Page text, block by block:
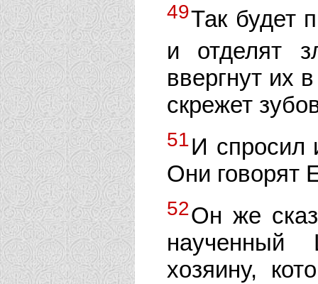
49Так будет
и отделят
ввергнут их
скрежет
51И спросил
Они говорят
52Он же
наученный
хозяину,